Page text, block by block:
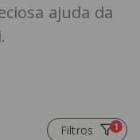
ajuda da
Filtros 1